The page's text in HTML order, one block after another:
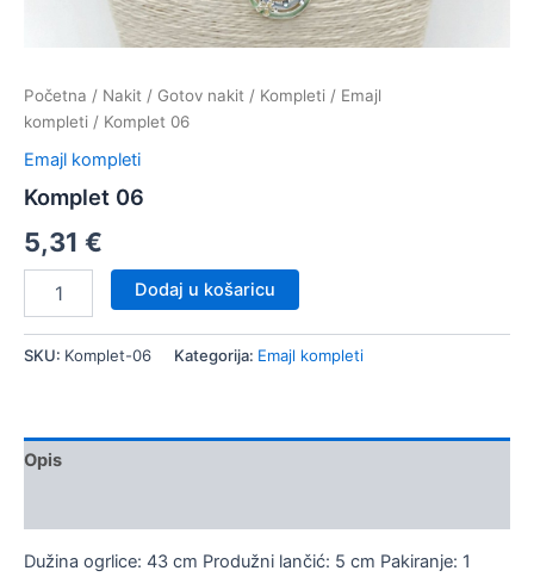
Početna / Nakit / Gotov nakit / Kompleti / Emajl
kompleti / Komplet 06
Emajl kompleti
Komplet 06
5,31 €
Dodaj u košaricu
SKU: Komplet-06 Kategorija: Emajl kompleti
Opis
Dužina ogrlice: 43 cm Produžni lančić: 5 cm Pakiranje: 1